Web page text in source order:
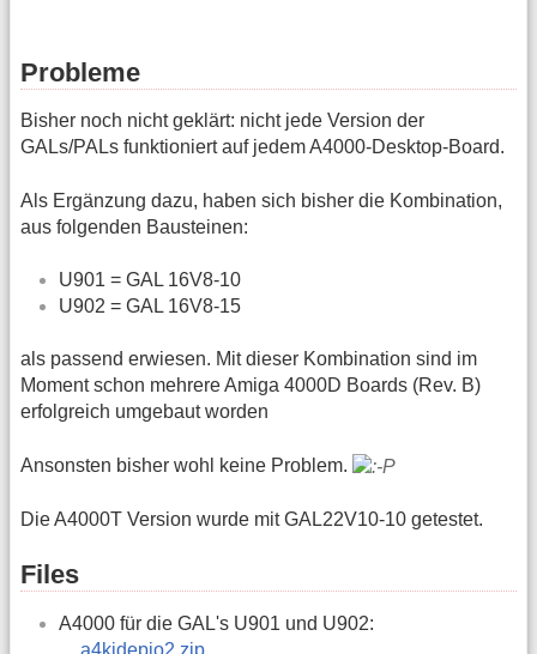
Probleme
Bisher noch nicht geklärt: nicht jede Version der
GALs/PALs funktioniert auf jedem A4000-Desktop-Board.
Als Ergänzung dazu, haben sich bisher die Kombination,
aus folgenden Bausteinen:
U901 = GAL 16V8-10
U902 = GAL 16V8-15
als passend erwiesen. Mit dieser Kombination sind im
Moment schon mehrere Amiga 4000D Boards (Rev. B)
erfolgreich umgebaut worden
Ansonsten bisher wohl keine Problem.
Die A4000T Version wurde mit GAL22V10-10 getestet.
Files
A4000 für die GAL's U901 und U902:
a4kidepio2.zip